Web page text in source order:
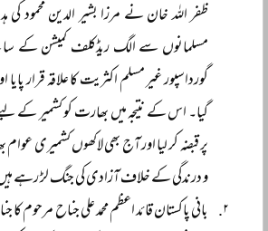
ظفر اللہ خان نے مرزا بشیر الدین محمود کی
مسلمانوں سے الگ ریڈکلف کمیشن کے
گورداسپور غیر مسلم اکثریت کا علاقہ قرار
گیا۔ اس کے نتیجہ میں بھارت کو کشمیر کے
پر قبضہ کر لیا اور آج بھی لاکھوں کشمیری
و درندگی کے خلاف آزادی کی جنگ لڑ رہے
بانی پاکستان قائد اعظم محمد علی جناح مرحوم کا